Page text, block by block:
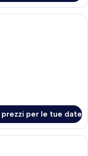
d'albergo con un letto
prezzi per le tue date
rifatto con un cuscino